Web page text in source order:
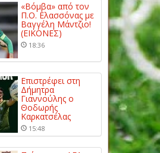
«Βόμβα» από τον
Π.Ο. Ελασσόνας με
Βαγγέλη Μάντζιο!
(ΕΙΚΟΝΕΣ)
18:36
Επιστρέφει στη
Δήμητρα
Γιαννούλης ο
Θοδωρής
Καρκατσέλας
15:48